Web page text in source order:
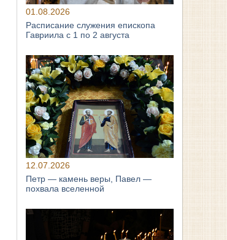
01.08.2026
Расписание служения епископа
Гавриила с 1 по 2 августа
12.07.2026
Петр — камень веры, Павел —
похвала вселенной